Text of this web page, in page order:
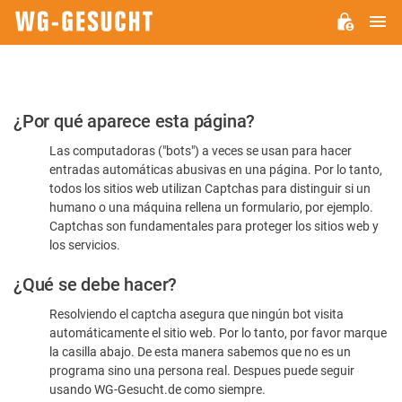
Por
favor,
confirme
humano
¿Por qué aparece esta página?
Las computadoras ("bots") a veces se usan para hacer
entradas automáticas abusivas en una página. Por lo tanto,
todos los sitios web utilizan Captchas para distinguir si un
humano o una máquina rellena un formulario, por ejemplo.
Captchas son fundamentales para proteger los sitios web y
los servicios.
¿Qué se debe hacer?
Resolviendo el captcha asegura que ningún bot visita
automáticamente el sitio web. Por lo tanto, por favor marque
la casilla abajo. De esta manera sabemos que no es un
programa sino una persona real. Despues puede seguir
usando WG-Gesucht.de como siempre.